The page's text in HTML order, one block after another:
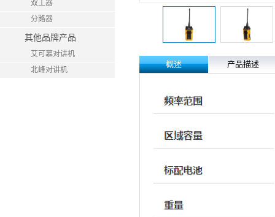
双工器
分路器
其他品牌产品
艾可慕对讲机
北峰对讲机
概述 产品描述